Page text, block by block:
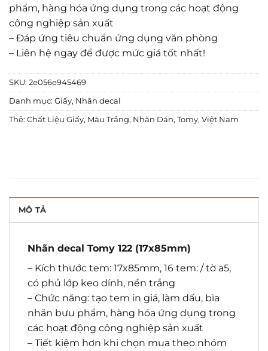
phẩm, hàng hóa ứng dụng trong các hoạt động
công nghiệp sản xuất
– Đáp ứng tiêu chuẩn ứng dụng văn phòng
– Liên hệ ngay để được mức giá tốt nhất!
SKU: 2e056e945469
Danh mục: Giấy, Nhãn decal
Thẻ: Chất Liệu Giấy, Màu Trắng, Nhãn Dán, Tomy, Việt Nam
MÔ TẢ
Nhãn decal Tomy 122 (17x85mm)
– Kích thước tem: 17x85mm, 16 tem: / tờ a5,
có phủ lớp keo dính, nền trắng
– Chức năng: tạo tem in giá, làm dấu, bìa
nhãn bưu phẩm, hàng hóa ứng dụng trong
các hoạt động công nghiệp sản xuất
– Tiết kiệm hơn khi chọn mua theo nhóm